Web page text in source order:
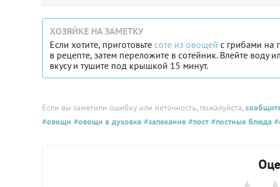
ХОЗЯЙКЕ НА ЗАМЕТКУ
Если хотите, приготовьте соте из овощей с грибами на
в рецепте, затем переложите в сотейник. Влейте
вкусу и тушите под крышкой 15 минут.
Если вы заметили ошибку или неточность, пожалуйста,
#овощи #овощи в духовке #запекание #пост #постные блюда